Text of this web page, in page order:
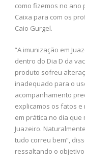
como fizemos no ano
Caixa para com os
Caio Gurgel.
“A imunização em
dentro do Dia D da
produto sofreu
inadequado para o
acompanhamento
explicamos os fatos e
em prática no dia
Juazeiro.
tudo correu bem”,
ressaltando o